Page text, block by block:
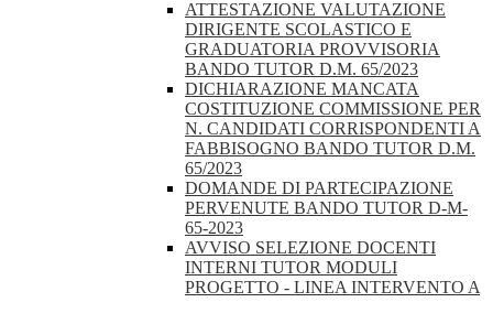
ATTESTAZIONE VALUTAZIONE
DIRIGENTE SCOLASTICO E
GRADUATORIA PROVVISORIA
BANDO TUTOR D.M. 65/2023
DICHIARAZIONE MANCATA
COSTITUZIONE COMMISSIONE PER
N. CANDIDATI CORRISPONDENTI A
FABBISOGNO BANDO TUTOR D.M.
65/2023
DOMANDE DI PARTECIPAZIONE
PERVENUTE BANDO TUTOR D-M-
65-2023
AVVISO SELEZIONE DOCENTI
INTERNI TUTOR MODULI
PROGETTO - LINEA INTERVENTO A